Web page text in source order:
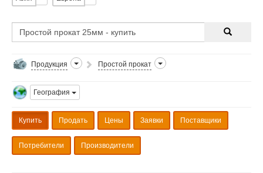
Продукция Простой прокат
География
Купить Продать Цены Заявки Поставщики
Потребители Производители